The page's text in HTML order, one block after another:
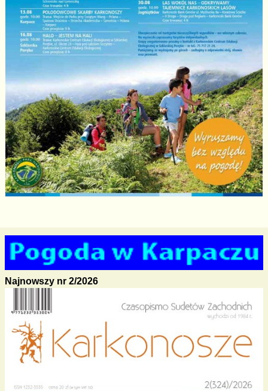
Najnowszy nr 2/2026